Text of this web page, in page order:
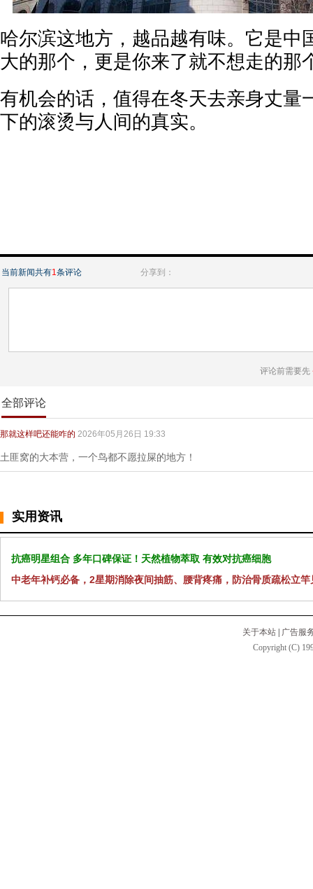
哈尔滨这地方，越品越有味。它是中
大的那个，更是你来了就不想走的那
有机会的话，值得在冬天去亲身丈量
下的滚烫与人间的真实。
当前新闻共有1条评论 分享到：
评论前需要先
全部评论
那就这样吧还能咋的 2026年05月26日 19:33
土匪窝的大本营，一个鸟都不愿拉屎的地方！
实用资讯
抗癌明星组合 多年口碑保证！天然植物萃取 有效对抗癌细胞
中老年补钙必备，2星期消除夜间抽筋、腰背疼痛，防治骨质疏松立竿
关于本站
广告服
Copyright (C)